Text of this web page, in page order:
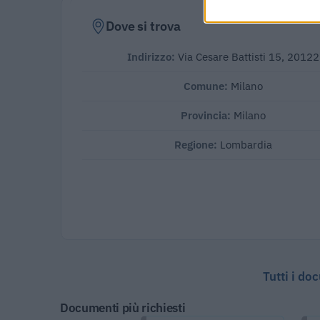
Dove si trova
Indirizzo: Via Cesare Battisti 15, 20122
Comune: Milano
Provincia: Milano
Regione: Lombardia
Tutti i
Documenti più richiesti